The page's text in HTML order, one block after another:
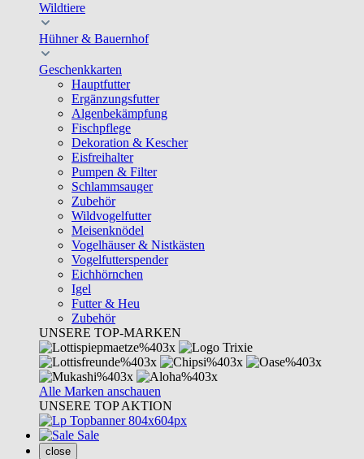
Wildtiere
Hühner & Bauernhof
Geschenkkarten
Hauptfutter
Ergänzungsfutter
Algenbekämpfung
Fischpflege
Dekoration & Kescher
Eisfreihalter
Pumpen & Filter
Schlammsauger
Zubehör
Wildvogelfutter
Meisenknödel
Vogelhäuser & Nistkästen
Vogelfutterspender
Eichhörnchen
Igel
Futter & Heu
Zubehör
UNSERE TOP-MARKEN
Alle Marken anschauen
UNSERE TOP AKTION
Sale
close